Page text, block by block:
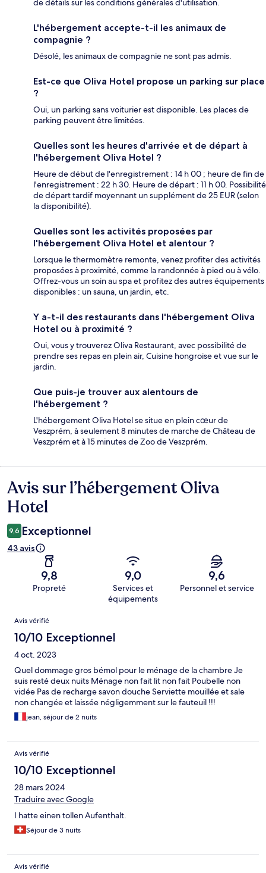
de détails sur les conditions générales d'utilisation.
L'hébergement accepte-t-il les animaux de
compagnie ?
Désolé, les animaux de compagnie ne sont pas admis.
Est-ce que Oliva Hotel propose un parking sur place
?
Oui, un parking sans voiturier est disponible. Les places de
parking peuvent être limitées.
Quelles sont les heures d'arrivée et de départ à
l'hébergement Oliva Hotel ?
Heure de début de l'enregistrement : 14 h 00 ; heure de fin de
l'enregistrement : 22 h 30. Heure de départ : 11 h 00. Possibilité
de départ tardif moyennant un supplément de 25 EUR (selon
la disponibilité).
Quelles sont les activités proposées par
l'hébergement Oliva Hotel et alentour ?
Lorsque le thermomètre remonte, venez profiter des activités
proposées à proximité, comme la randonnée à pied ou à vélo.
Offrez-vous un soin au spa et profitez des autres équipements
disponibles : un sauna, un jardin, etc.
Y a-t-il des restaurants dans l'hébergement Oliva
Hotel ou à proximité ?
Oui, vous y trouverez Oliva Restaurant, avec possibilité de
prendre ses repas en plein air, Cuisine hongroise et vue sur le
jardin.
Que puis-je trouver aux alentours de
l'hébergement ?
L'hébergement Oliva Hotel se situe en plein cœur de
Veszprém, à seulement 8 minutes de marche de Château de
Veszprém et à 15 minutes de Zoo de Veszprém.
Avis
Avis sur l’hébergement Oliva
Hotel
9,6 Exceptionnel
43 avis
9,8
Propreté
9,0
Services et
équipements
9,6
Personnel et service
Avis
Avis vérifié
10/10 Exceptionnel
4 oct. 2023
Quel dommage gros bémol pour le ménage de la chambre Je
suis resté deux nuits Ménage non fait lit non fait Poubelle non
vidée Pas de recharge savon douche Serviette mouillée et sale
non changée et laissée négligemment sur le fauteuil !!!
jean, séjour de 2 nuits
Avis vérifié
10/10 Exceptionnel
28 mars 2024
Traduire avec Google
I hatte einen tollen Aufenthalt.
Séjour de 3 nuits
Avis vérifié